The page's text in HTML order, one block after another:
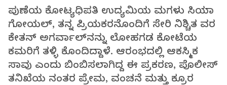
ಪುಣೆಯ ಕೋಟ್ಯಧಿಪತಿ ಉದ್ಯಮಿಯ ಮಗಳು ಸಿಯಾ
ಗೋಯಲ್, ತನ್ನ ಪ್ರಿಯಕರನೊಂದಿಗೆ ಸೇರಿ ನಿಶ್ಚಿತ ವರ
ಕೇತನ್ ಅಗರ್ವಾಲ್‌ನನ್ನು ಲೋಹಗಡ ಕೋಟೆಯ
ಕಮರಿಗೆ ತಳ್ಳಿ ಕೊಂದಿದ್ದಾಳೆ. ಆರಂಭದಲ್ಲಿ ಆಕಸ್ಮಿಕ
ಸಾವು ಎಂದು ಬಿಂಬಿಸಲಾಗಿದ್ದ ಈ ಪ್ರಕರಣ, ಪೊಲೀಸ್
ತನಿಖೆಯ ನಂತರ ಪ್ರೇಮ, ವಂಚನೆ ಮತ್ತು ಕ್ರೂರ